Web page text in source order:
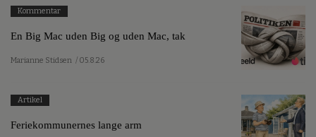
Kommentar
En Big Mac uden Big og uden Mac, tak
Marianne Stidsen / 05.8.26
Artikel
Feriekommunernes lange arm